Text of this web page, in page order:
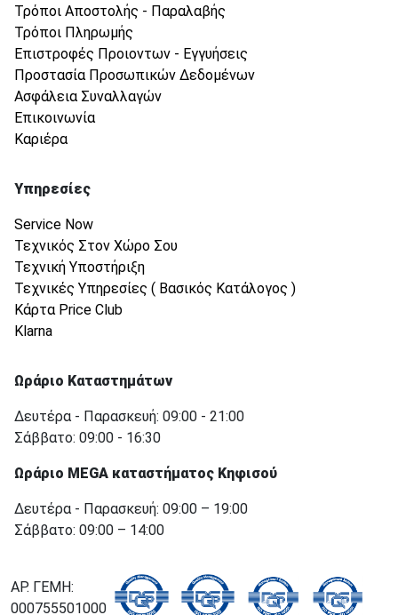
Τρόποι Αποστολής - Παραλαβής
Τρόποι Πληρωμής
Επιστροφές Προιοντων - Εγγυήσεις
Προστασία Προσωπικών Δεδομένων
Ασφάλεια Συναλλαγών
Επικοινωνία
Καριέρα
Υπηρεσίες
Service Now
Τεχνικός Στον Χώρο Σου
Τεχνική Υποστήριξη
Τεχνικές Υπηρεσίες ( Βασικός Κατάλογος )
Κάρτα Price Club
Klarna
Ωράριο Καταστημάτων
Δευτέρα - Παρασκευή: 09:00 - 21:00
Σάββατο: 09:00 - 16:30
Ωράριο MEGA καταστήματος Κηφισού
Δευτέρα - Παρασκευή: 09:00 – 19:00
Σάββατο: 09:00 – 14:00
ΑΡ. ΓΕΜΗ:
000755501000